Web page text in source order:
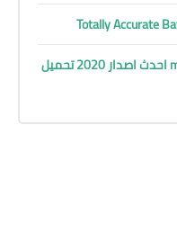
تحميل لعبة minecraft dungeons احدث اصدار 2020 تحميل